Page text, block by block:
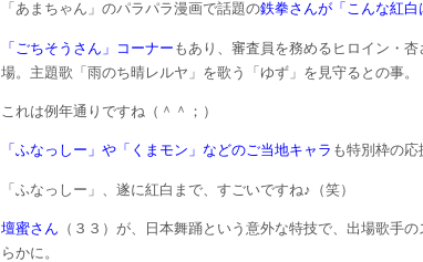
「あまちゃん」のパラパラ漫画で話題の鉄拳さんが「こんな紅白
「ごちそうさん」コーナー もあり、審査員を務めるヒロイン・
場。主題歌「雨のち晴レルヤ」を歌う「ゆず」を見守るとの事。
これは例年通りですね（＾＾；）
「ふなっしー」や「くまモン」などのご当地キャラ も特別枠の応
「ふなっしー」、遂に紅白まで、すごいですね♪（笑）
壇蜜さん （３３）が、日本舞踊という意外な特技で、出場歌手
らかに。